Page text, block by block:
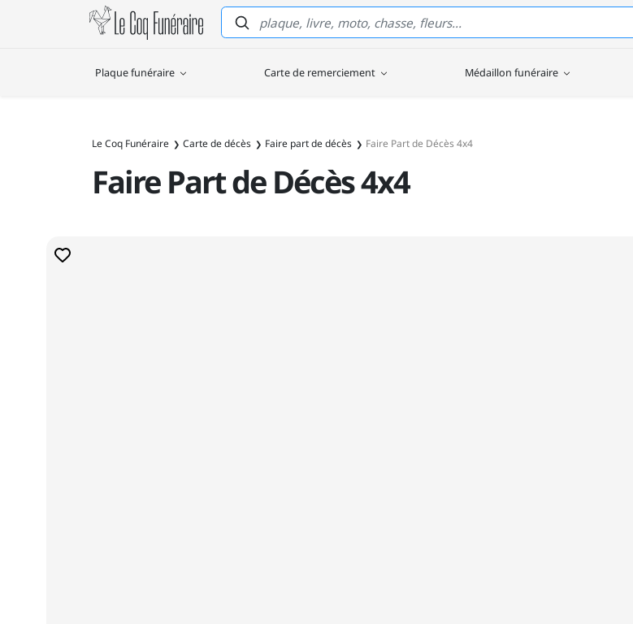
Le Coq Funéraire
Plaque funéraire Carte de remerciement Médaillon funéraire
Le Coq Funéraire Carte de décès Faire part de décès Faire Part de Décès 4x4
Faire Part de Décès 4x4